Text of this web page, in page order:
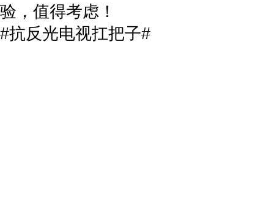
验，值得考虑！
#抗反光电视扛把子#